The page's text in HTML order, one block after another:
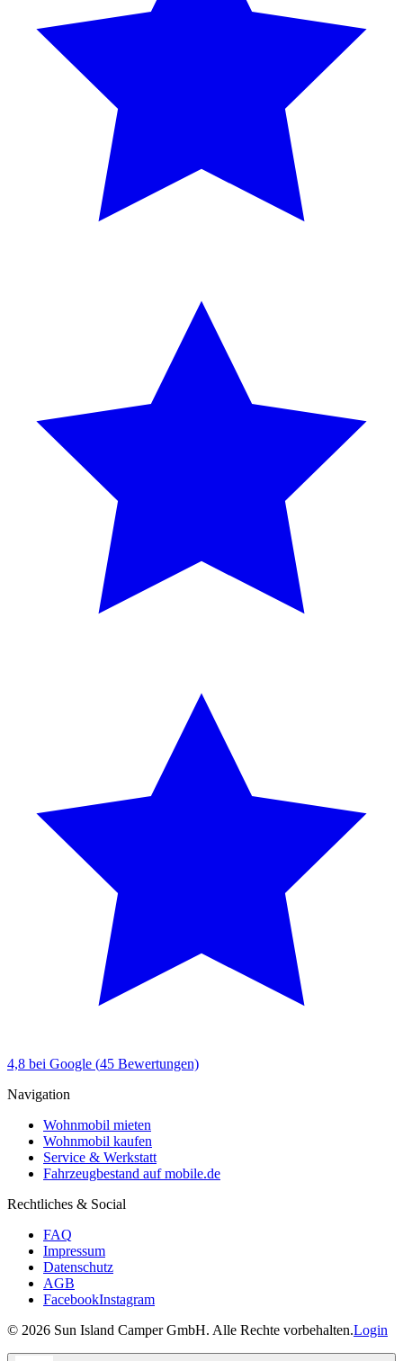
4,8 bei Google (45 Bewertungen)
Navigation
Wohnmobil mieten
Wohnmobil kaufen
Service & Werkstatt
Fahrzeugbestand auf mobile.de
Rechtliches & Social
FAQ
Impressum
Datenschutz
AGB
FacebookInstagram
© 2026 Sun Island Camper GmbH. Alle Rechte vorbehalten.Login